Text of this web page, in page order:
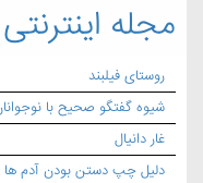
مجله
روستای فیلبند
شیوه گفتگو صحیح با
غار دانیال
دلیل چپ دستن بودن آدم ها